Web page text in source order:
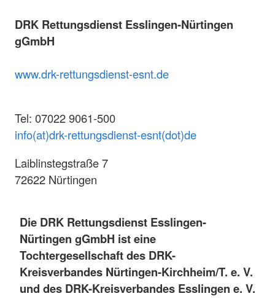
DRK Rettungsdienst Esslingen-Nürtingen
gGmbH
www.drk-rettungsdienst-esnt.de
Tel: 07022 9061-500
info(at)drk-rettungsdienst-esnt(dot)de
Laiblinstegstraße 7
72622 Nürtingen
Die DRK Rettungsdienst Esslingen-
Nürtingen gGmbH ist eine
Tochtergesellschaft des DRK-
Kreisverbandes Nürtingen-Kirchheim/T. e. V.
und des DRK-Kreisverbandes Esslingen e. V.